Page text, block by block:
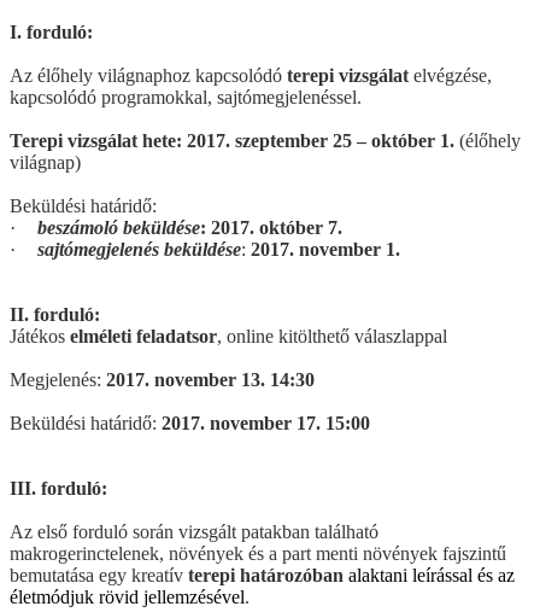
I. forduló:
Az élőhely világnaphoz kapcsolódó terepi vizsgálat elvégzése,
kapcsolódó programokkal, sajtómegjelenéssel.
Terepi vizsgálat hete: 2017. szeptember 25 – október 1. (élőhely
világnap)
Beküldési határidő:
·
beszámoló beküldése: 2017. október 7.
·
sajtómegjelenés beküldése: 2017. november 1.
II. forduló:
Játékos elméleti feladatsor, online kitölthető válaszlappal
Megjelenés: 2017. november 13. 14:30
Beküldési határidő: 2017. november 17. 15:00
III. forduló:
Az első forduló során vizsgált patakban található
makrogerinctelenek, növények és a part menti növények fajszintű
bemutatása egy kreatív terepi határozóban alaktani leírással és az
életmódjuk rövid jellemzésével.